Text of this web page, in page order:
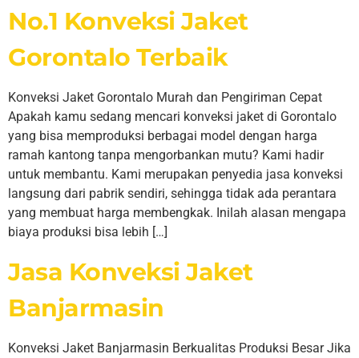
No.1 Konveksi Jaket
Gorontalo Terbaik
Konveksi Jaket Gorontalo Murah dan Pengiriman Cepat
Apakah kamu sedang mencari konveksi jaket di Gorontalo
yang bisa memproduksi berbagai model dengan harga
ramah kantong tanpa mengorbankan mutu? Kami hadir
untuk membantu. Kami merupakan penyedia jasa konveksi
langsung dari pabrik sendiri, sehingga tidak ada perantara
yang membuat harga membengkak. Inilah alasan mengapa
biaya produksi bisa lebih […]
Jasa Konveksi Jaket
Banjarmasin
Konveksi Jaket Banjarmasin Berkualitas Produksi Besar Jika